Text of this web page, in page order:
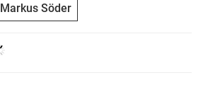
Markus Söder